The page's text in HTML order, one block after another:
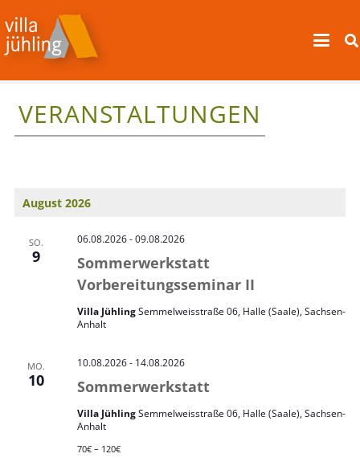
VERANSTALTUNGEN
August 2026
SO.
9
Sommerwerkstatt
Vorbereitungsseminar II
06.08.2026-09.08.2026
Villa JühlingSemmelweisstraße 06, Halle (Saale), Sachsen-
Anhalt
MO.
10 Sommerwerkstatt
10.08.2026- 14.08.2026
Villa JühlingSemmelweisstraße 06, Halle (Saale), Sachsen-
Anhalt
70€ – 120€